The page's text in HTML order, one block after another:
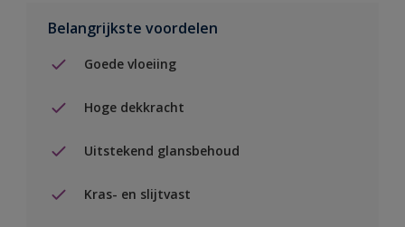
Belangrijkste voordelen
Goede vloeiing
Hoge dekkracht
Uitstekend glansbehoud
Kras- en slijtvast